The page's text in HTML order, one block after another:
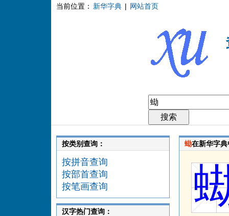
当前位置： 新华字典 | 网站首页
按类别查询：
按拼音查询
按部首查询
按笔画查询
汉字热门查询：
蜐在新华字